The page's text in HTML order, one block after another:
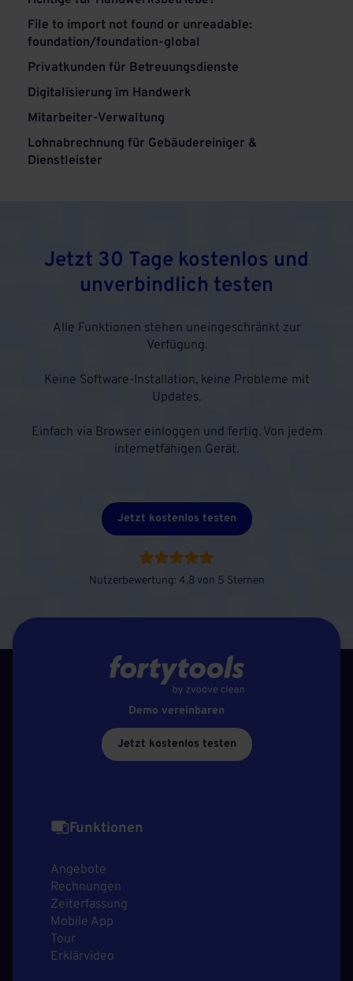
File to import not found or unreadable:
foundation/foundation-global
Privatkunden für Betreuungsdienste
Digitalisierung im Handwerk
Mitarbeiter-Verwaltung
Lohnabrechnung für Gebäudereiniger &
Dienstleister
Jetzt 30 Tage kostenlos und
unverbindlich testen
Alle Funktionen stehen uneingeschränkt zur
Verfügung.
Keine Software-Installation, keine Probleme mit
Updates.
Einfach via Browser einloggen und fertig. Von jedem
internetfähigen Gerät.
Jetzt kostenlos testen
Nutzerbewertung: 4,8 von 5 Sternen
Demo vereinbaren
Jetzt kostenlos testen
Funktionen
Angebote
Rechnungen
Zeiterfassung
Mobile App
Tour
Erklärvideo